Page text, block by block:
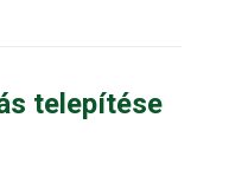
telepítése